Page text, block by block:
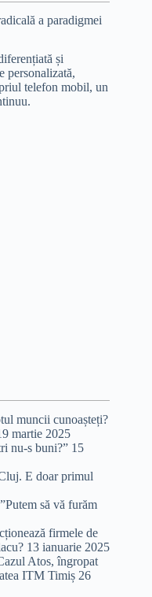
a paradigmei
și
personalizată,
telefon mobil, un
muncii cunoașteți?
martie 2025
nu-s buni?” 15
E doar primul
să vă furăm
firmele de
13 ianuarie 2025
Atos, îngropat
ITM Timiș 26